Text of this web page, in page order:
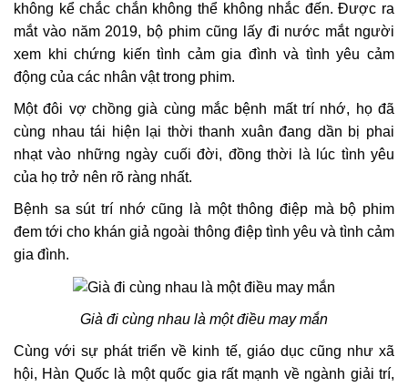
không kể chắc chắn không thể không nhắc đến. Được ra
mắt vào năm 2019, bộ phim cũng lấy đi nước mắt người
xem khi chứng kiến tình cảm gia đình và tình yêu cảm
động của các nhân vật trong phim.
Một đôi vợ chồng già cùng mắc bệnh mất trí nhớ, họ đã
cùng nhau tái hiện lại thời thanh xuân đang dần bị phai
nhạt vào những ngày cuối đời, đồng thời là lúc tình yêu
của họ trở nên rõ ràng nhất.
Bệnh sa sút trí nhớ cũng là một thông điệp mà bộ phim
đem tới cho khán giả ngoài thông điệp tình yêu và tình cảm
gia đình.
Già đi cùng nhau là một điều may mắn
Cùng với sự phát triển về kinh tế, giáo dục cũng như xã
hội, Hàn Quốc là một quốc gia rất mạnh về ngành giải trí,